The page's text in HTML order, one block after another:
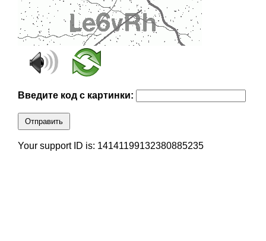
Введите код с картинки:
Отправить
Your support ID is: 14141199132380885235